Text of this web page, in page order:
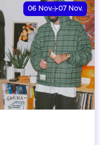
06 Nov. 07 Nov.